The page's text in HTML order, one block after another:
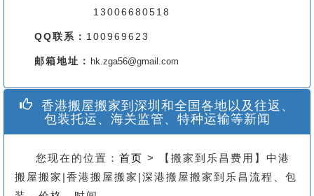
13006680518
QQ联系： 100969623
邮箱地址： hk.zga56@gmail.com
香港搬屋搬家到深圳和全国各地以及往返、
包装托运、海关监管、特种运输等新闻
您现在的位置： 首页 > 【搬家到乐昌费用】中港
搬屋搬家|香港搬屋搬家|深港搬屋搬家到乐昌流程、包